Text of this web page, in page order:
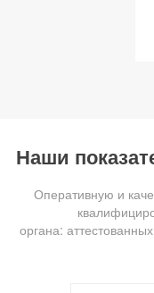
Наши
Оперативную и
органа: